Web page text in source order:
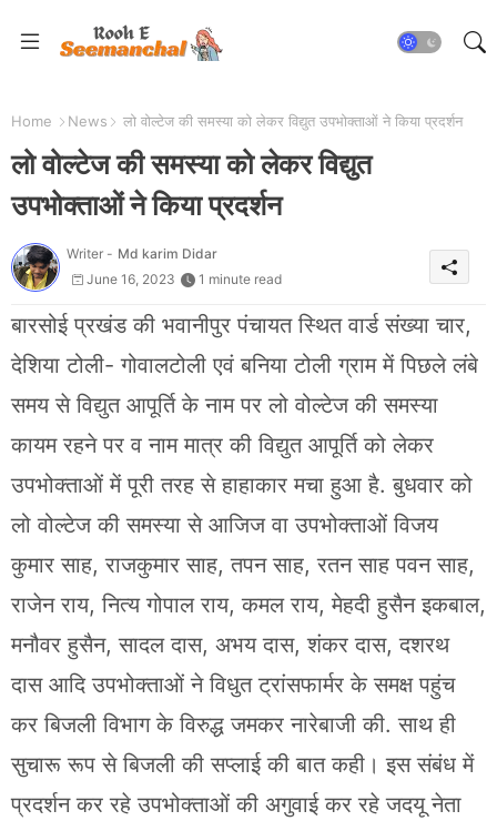
Home News लो वोल्टेज की समस्या को लेकर विद्युत उपभोक्ताओं ने किया प्रदर्शन
लो वोल्टेज की समस्या को लेकर विद्युत
उपभोक्ताओं ने किया प्रदर्शन
Writer - Md karim Didar
June 16, 2023
1 minute read
बारसोई प्रखंड की भवानीपुर पंचायत स्थित वार्ड संख्या चार,
देशिया टोली- गोवालटोली एवं बनिया टोली ग्राम में पिछले लंबे
समय से विद्युत आपूर्ति के नाम पर लो वोल्टेज की समस्या
कायम रहने पर व नाम मात्र की विद्युत आपूर्ति को लेकर
उपभोक्ताओं में पूरी तरह से हाहाकार मचा हुआ है. बुधवार को
लो वोल्टेज की समस्या से आजिज वा उपभोक्ताओं विजय
कुमार साह, राजकुमार साह, तपन साह, रतन साह पवन साह,
राजेन राय, नित्य गोपाल राय, कमल राय, मेहदी हुसैन इकबाल,
मनौवर हुसैन, सादल दास, अभय दास, शंकर दास, दशरथ
दास आदि उपभोक्ताओं ने विधुत ट्रांसफार्मर के समक्ष पहुंच
कर बिजली विभाग के विरुद्ध जमकर नारेबाजी की. साथ ही
सुचारू रूप से बिजली की सप्लाई की बात कही। इस संबंध में
प्रदर्शन कर रहे उपभोक्ताओं की अगुवाई कर रहे जदयू नेता